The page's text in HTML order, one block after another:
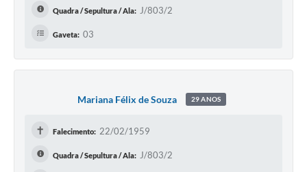
Quadra / Sepultura / Ala: J/803/2
Gaveta: 03
Mariana Félix de Souza 29 ANOS
✝ Falecimento: 22/02/1959
Quadra / Sepultura / Ala: J/803/2